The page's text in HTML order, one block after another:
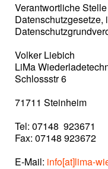
Verantwortliche
Volker Liebich
LiMa
Schlossstr 6
71711 Steinheim
Tel: 07148 923671
Fax: 07148 923672
E-Mail: info[at]lima-